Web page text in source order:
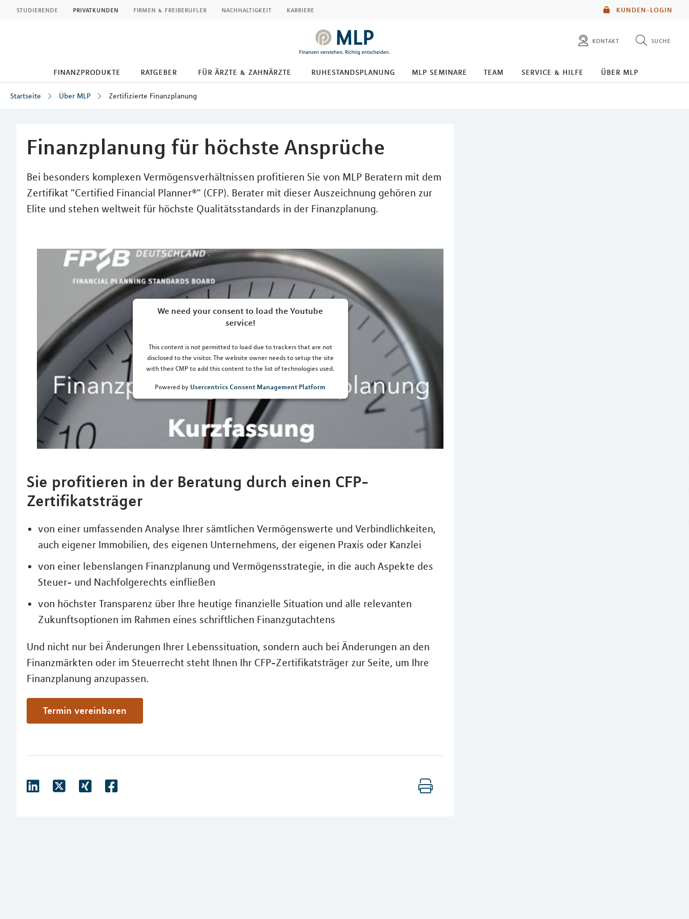
KUNDEN-LOGIN
studierende privatkunden firmen & freiberufler nachhaltigkeit karriere
kontakt suche
diese website durchsuchen
finanzprodukte ratgeber für ärzte & zahnärzte ruhestandsplanung mlp seminare team service & hilfe über mlp
Startseite Über MLP Zertifizierte Finanzplanung
Finanzplanung für höchste Ansprüche
Bei besonders komplexen Vermögensverhältnissen profitieren Sie von MLP Beratern mit dem
Zertifikat "Certified Financial Planner®" (CFP). Berater mit dieser Auszeichnung gehören zur
Elite und stehen weltweit für höchste Qualitätsstandards in der Finanzplanung.
We need your consent to load the Youtube
service!
This content is not permitted to load due to trackers that are not
disclosed to the visitor. The website owner needs to setup the site
with their CMP to add this content to the list of technologies used.
Powered by Usercentrics Consent Management Platform
Sie profitieren in der Beratung durch einen CFP-
Zertifikatsträger
von einer umfassenden Analyse Ihrer sämtlichen Vermögenswerte und Verbindlichkeiten,
auch eigener Immobilien, des eigenen Unternehmens, der eigenen Praxis oder Kanzlei
von einer lebenslangen Finanzplanung und Vermögensstrategie, in die auch Aspekte des
Steuer- und Nachfolgerechts einfließen
von höchster Transparenz über Ihre heutige finanzielle Situation und alle relevanten
Zukunftsoptionen im Rahmen eines schriftlichen Finanzgutachtens
Und nicht nur bei Änderungen Ihrer Lebenssituation, sondern auch bei Änderungen an den
Finanzmärkten oder im Steuerrecht steht Ihnen Ihr CFP-Zertifikatsträger zur Seite, um Ihre
Finanzplanung anzupassen.
Termin vereinbaren